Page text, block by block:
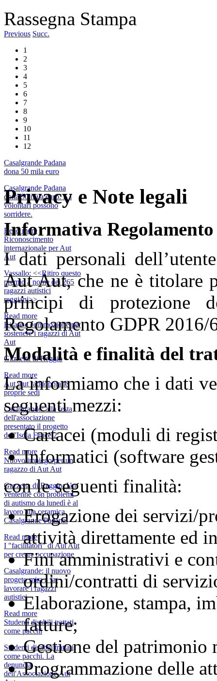
Rassegna Stampa
Previous Succ.
1
2
3
4
5
6
7
8
9
10
11
12
Casalgrande Padana
dona 50 mila euro
Casalgrande Padana
dona 50 mila euro. E i
volontari possono
sorridere.
Read more
Riconoscimento
internazionale per Aut
Aut
Vassallo: <<Ritiro questo
premio a nome dei 265
ragazzi autistici
reggiani>>
Read more
Risate e commozione per
sostenere i ragazzi di Aut
Aut
Gazzetta di Reggio
Read more
Aut Aut raddoppia le
proprie sedi
Casalgrande: alla festa
dell'associazione
presentato il progetto
dell'Isola Felice 2
Read more
Nuovo impiego per un
ragazzo di Aut Aut
Gazzetta di Reggio: Un
ventenne con problemi
di autismo da lunedì è al
lavoro alla ceramica
Casalgrande Padana.
Read more
I "facilitatori" di Aut Aut
per creare occupazione
Casalgrande: il nuovo
progeto mira a far
lavorare i ragazzi
autistici
Read more
Studenti disabili trattati
come pacchi
Studenti disabili trattati
come pacchi. La
denuncia
dell'Associazione Aut
Privacy e Note legali
Informativa Regolamento
I dati personali
Aut Aut, che ne è titolare
principi di protezione
Regolamento GDPR 2016/
Modalità e finalità del
La informiamo che i dati
seguenti mezzi:
Cartacei (moduli di
Informatici (software
con le seguenti finalità:
Erogazione dei servizi/
attività direttamente ed
Fini amministrativi e
ordini/contratti di
Elaborazione, stampa,
fatture;
Gestione del
Programmazione delle